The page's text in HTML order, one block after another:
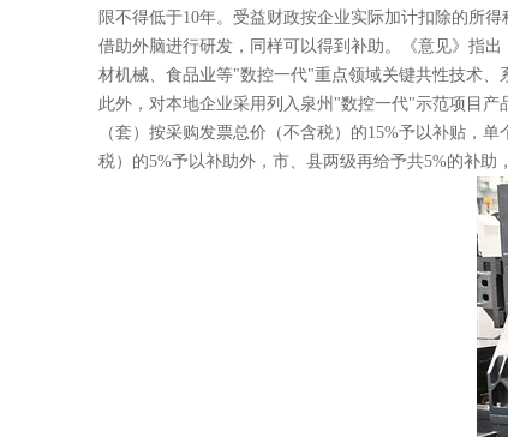
限不得低于10年。受益财政按企业实际加计扣除的所得
借助外脑进行研发，同样可以得到补助。《意见》指
材机械、食品业等"数控一代"重点领域关键共性技术、
此外，对本地企业采用列入泉州"数控一代"示范项目
（套）按采购发票总价（不含税）的15%予以补贴，
税）的5%予以补助外，市、县两级再给予共5%的补助